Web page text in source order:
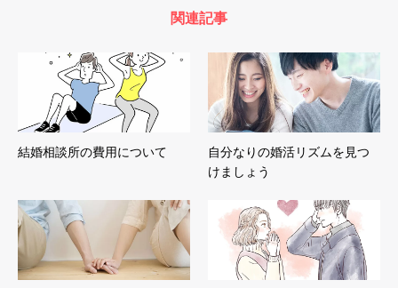
関連記事
結婚相談所の費用について
自分なりの婚活リズムを見つ
けましょう